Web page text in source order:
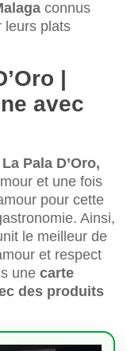
connus
leurs plats
|
avec
La Pala D’Oro,
et une fois
pour cette
Ainsi,
le meilleur de
et respect
une carte
des produits